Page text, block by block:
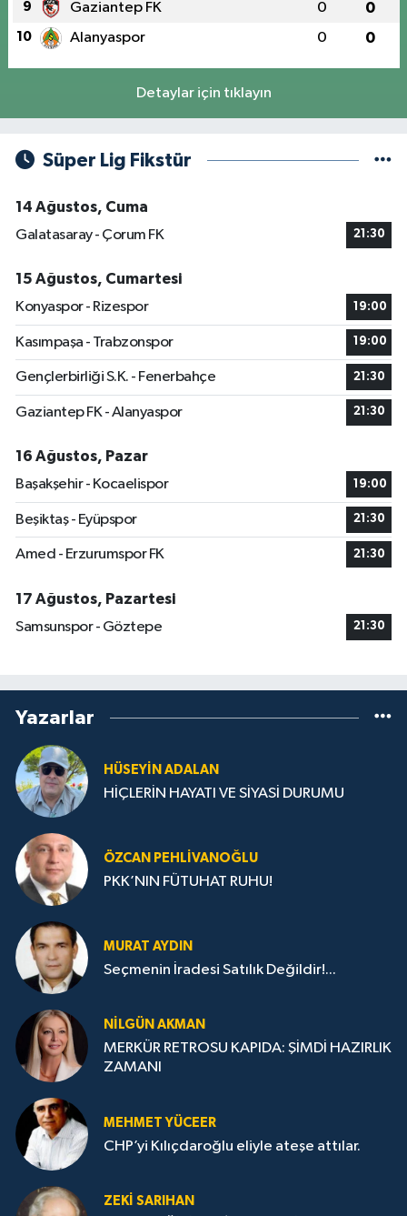
9 Gaziantep FK 0 0
10 Alanyaspor 0 0
Detaylar için tıklayın
Süper Lig Fikstür
14 Ağustos, Cuma
Galatasaray - Çorum FK
21:30
15 Ağustos, Cumartesi
Konyaspor - Rizespor
19:00
Kasımpaşa - Trabzonspor 19:00
Gençlerbirliği S.K. - Fenerbahçe 21:30
Gaziantep FK - Alanyaspor 21:30
16 Ağustos, Pazar
Başakşehir - Kocaelispor
19:00
Beşiktaş - Eyüpspor 21:30
Amed - Erzurumspor FK 21:30
17 Ağustos, Pazartesi
Samsunspor - Göztepe
21:30
Yazarlar
HÜSEYIN ADALAN
HİÇLERİN HAYATI VE SİYASİ DURUMU
ÖZCAN PEHLIVANOĞLU
PKK’NIN FÜTUHAT RUHU!
MURAT AYDIN
Seçmenin İradesi Satılık Değildir!...
NILGÜN AKMAN
MERKÜR RETROSU KAPIDA: ŞİMDİ HAZIRLIK
ZAMANI
MEHMET YÜCEER
CHP’yi Kılıçdaroğlu eliyle ateşe attılar.
ZEKI SARIHAN